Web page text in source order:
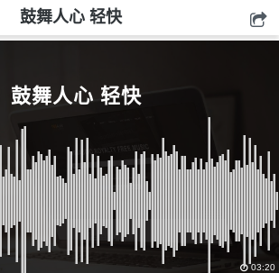
鼓舞人心 轻快
鼓舞人心 轻快
03:20